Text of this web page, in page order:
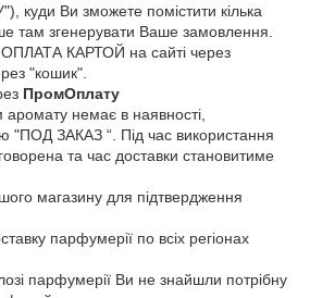
куди Ви зможете помістити кілька
там згенерувати Ваше замовлення.
КАРТОЙ на сайті через
"кошик".
ПромОплату
немає в наявності,
"ПОД ЗАКАЗ “. Під час використання
та час доставки становитиме
магазину для підтвердження
парфумерії по всіх регіонах
парфумерії Ви не знайшли потрібну